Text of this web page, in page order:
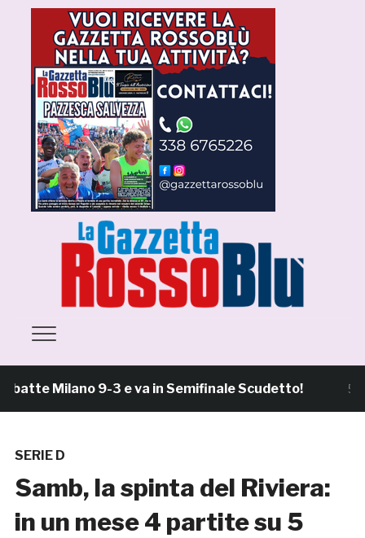
Milano 9-3 e va in Semifinale Scudetto! 5 ore fa
SERIE D
Samb, la spinta del Riviera:
in un mese 4 partite su 5